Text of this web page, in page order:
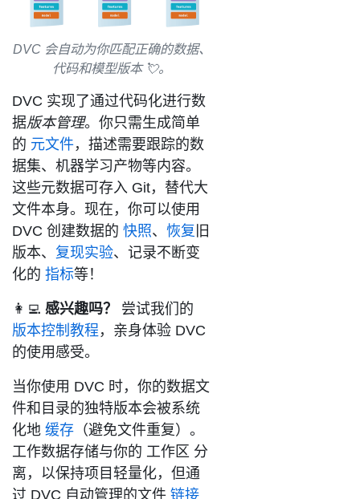
DVC 会自动为你匹配正确的数据、
代码和模型版本 💘。
DVC 实现了通过代码化进行数
据版本管理。你只需生成简单
的 元文件，描述需要跟踪的数
据集、机器学习产物等内容。
这些元数据可存入 Git，替代大
文件本身。现在，你可以使用
DVC 创建数据的 快照、 恢复 旧
版本、 复现实验、记录不断变
化的 指标等！
👩‍💻 感兴趣吗？
尝试我们的
版本控制教程 ，亲身体验 DVC
的使用感受。
当你使用 DVC 时，你的数据文
件和目录的独特版本会被系统
化地 缓存 （避免文件重复）。
工作数据存储与你的 工作区 分
离，以保持项目轻量化，但通
过 DVC 自动管理的文件 链接